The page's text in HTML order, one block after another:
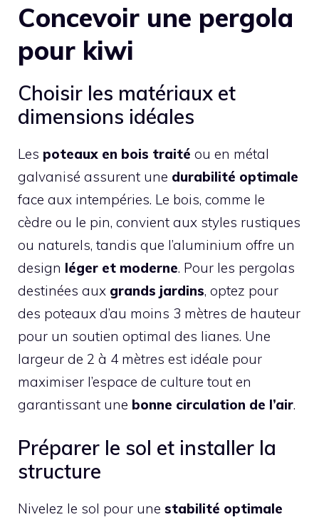
Concevoir une pergola
pour kiwi
Choisir les matériaux et
dimensions idéales
Les poteaux en bois traité ou en métal
galvanisé assurent une durabilité optimale
face aux intempéries. Le bois, comme le
cèdre ou le pin, convient aux styles rustiques
ou naturels, tandis que l’aluminium offre un
design léger et moderne. Pour les pergolas
destinées aux grands jardins, optez pour
des poteaux d’au moins 3 mètres de hauteur
pour un soutien optimal des lianes. Une
largeur de 2 à 4 mètres est idéale pour
maximiser l’espace de culture tout en
garantissant une bonne circulation de l’air.
Préparer le sol et installer la
structure
Nivelez le sol pour une stabilité optimale